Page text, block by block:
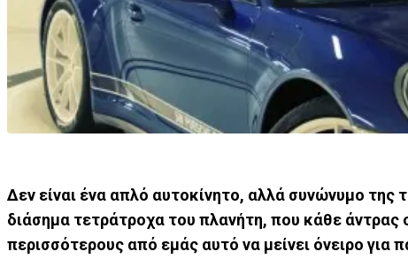
Δεν είναι ένα απλό αυτοκίνητο, αλλά συνώνυμο της
διάσημα τετράτροχα του πλανήτη, που κάθε άντρας
περισσότερους από εμάς αυτό να μείνει όνειρο